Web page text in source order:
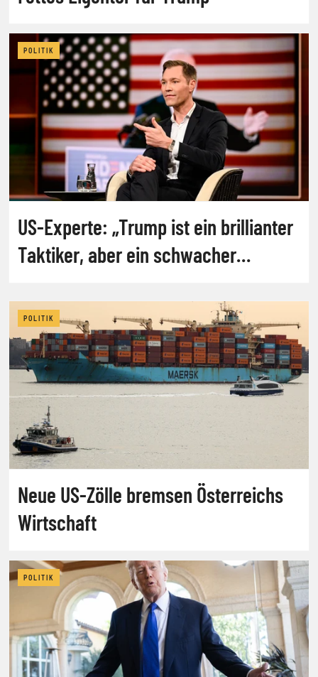
POLITIK
US-Experte: „Trump ist ein brillianter
Taktiker, aber ein schwacher
POLITIK
Neue US-Zölle bremsen Österreichs
Wirtschaft
POLITIK